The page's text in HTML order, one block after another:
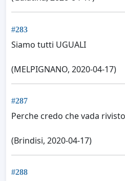
#283
Siamo tutti UGUALI
(MELPIGNANO, 2020-04-17)
#287
Perche credo che vada
(Brindisi, 2020-04-17)
#288